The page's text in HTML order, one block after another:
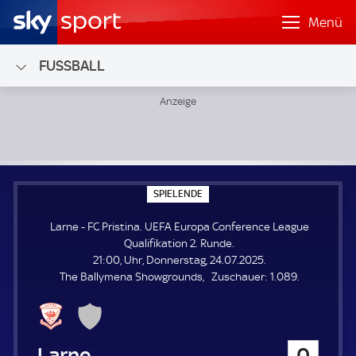
Menü
FUSSBALL
SPIELENDE
P
E
L
E
N
E
Larne - FC Pristina. UEFA Europa Conference League
Qualifikation 2. Runde.
21:00, Uhr, Donnerstag, 24.07.2025.
The Ballymena Showgrounds
Zuschauer: Z1.089.